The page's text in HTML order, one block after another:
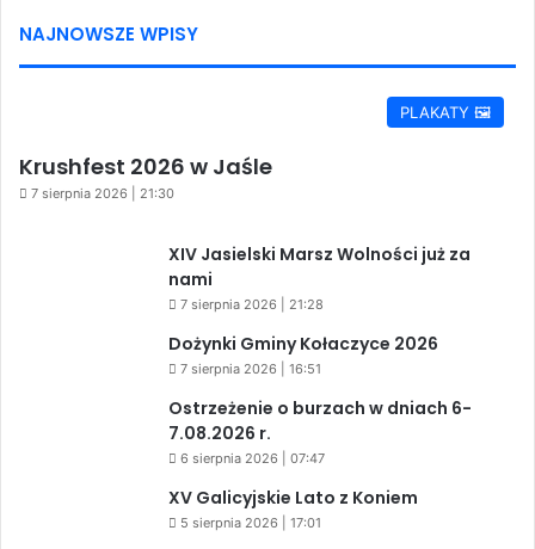
NAJNOWSZE WPISY
PLAKATY 🖼️
Krushfest 2026 w Jaśle
7 sierpnia 2026 | 21:30
XIV Jasielski Marsz Wolności już za
nami
7 sierpnia 2026 | 21:28
Dożynki Gminy Kołaczyce 2026
7 sierpnia 2026 | 16:51
Ostrzeżenie o burzach w dniach 6-
7.08.2026 r.
6 sierpnia 2026 | 07:47
XV Galicyjskie Lato z Koniem
5 sierpnia 2026 | 17:01